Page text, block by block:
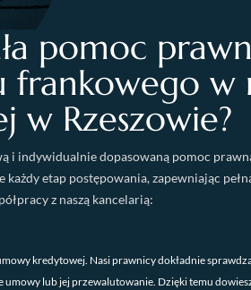
pomoc
frankowego w
w Rzeszowie?
i indywidualnie dopasowaną pomoc
etap postępowania, zapewniając
z naszą kancelarią:
kredytowej. Nasi prawnicy dokładnie
lub jej przewalutowanie. Dzięki temu